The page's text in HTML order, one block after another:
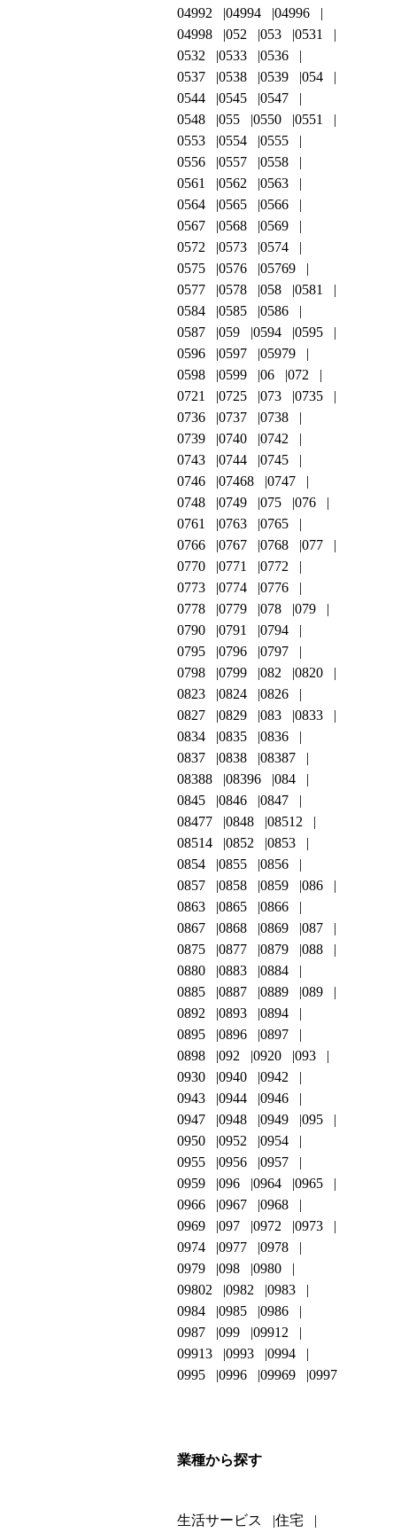
04992
04994
04996
04998
052 053
0531
0532
0533
0536
0537
0538 0539
054
0544
0545
0547
0548
055 0550
0551
0553
0554
0555
0556
0557
0558
0561
0562
0563
0564
0565
0566
0567
0568
0569
0572
0573
0574
0575
0576
05769
0577
0578 058
0581
0584
0585
0586
0587
059 0594
0595
0596
0597
05979
0598
0599 06
072
0721
0725 073
0735
0736
0737
0738
0739
0740
0742
0743
0744
0745
0746
07468
0747
0748
0749 075
076
0761
0763
0765
0766
0767 0768
077
0770
0771
0772
0773
0774
0776
0778
0779 078
079
0790
0791
0794
0795
0796
0797
0798
0799 082
0820
0823
0824
0826
0827
0829 083
0833
0834
0835
0836
0837
0838
08387
08388
08396
084
0845
0846
0847
08477
0848
08512
08514
0852
0853
0854
0855
0856
0857
0858 0859
086
0863
0865
0866
0867
0868 0869
087
0875
0877 0879
088
0880
0883
0884
0885
0887 0889
089
0892
0893
0894
0895
0896
0897
0898
092 0920
093
0930
0940
0942
0943
0944
0946
0947
0948 0949
095
0950
0952
0954
0955
0956
0957
0959
096 0964
0965
0966
0967
0968
0969
097 0972
0973
0974
0977
0978
0979
098
0980
09802
0982
0983
0984
0985
0986
0987
099
09912
09913
0993
0994
0995
0996 09969 0997
業種から探す
生活サービス 住宅